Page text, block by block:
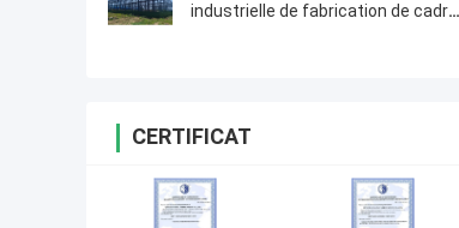
industrielle de fabrication de cadre
CERTIFICAT